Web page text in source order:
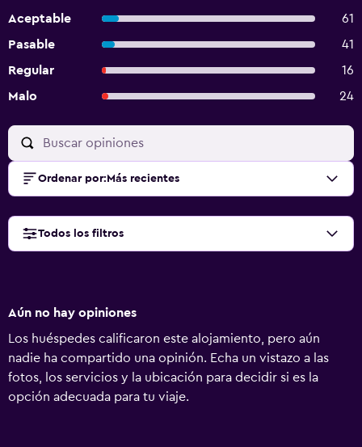
Aceptable
61
Pasable
41
Regular
16
Malo
24
Ordenar por: Más recientes
Todos los filtros
Aún no hay opiniones
Los huéspedes calificaron este alojamiento, pero aún
nadie ha compartido una opinión. Echa un vistazo a las
fotos, los servicios y la ubicación para decidir si es la
opción adecuada para tu viaje.